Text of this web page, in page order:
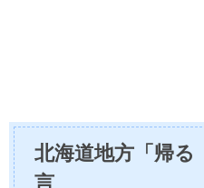
北海道地方「帰
言